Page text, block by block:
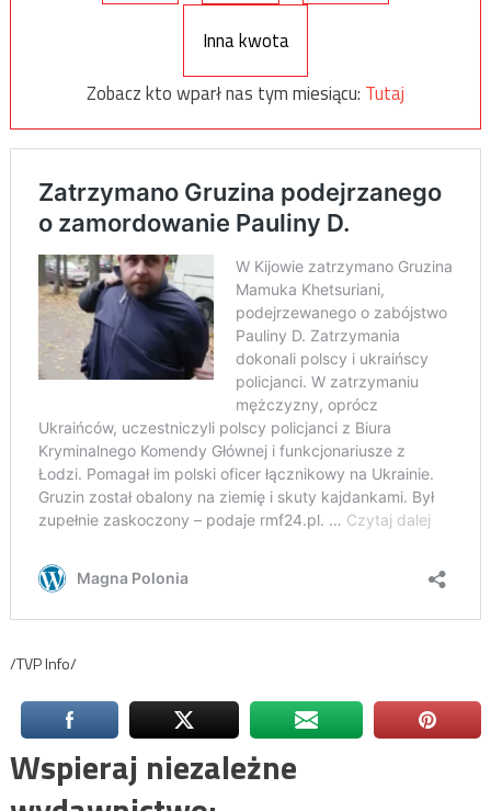
Inna kwota
Zobacz kto wparł nas tym miesiącu: Tutaj
/TVP Info/
Wspieraj niezależne